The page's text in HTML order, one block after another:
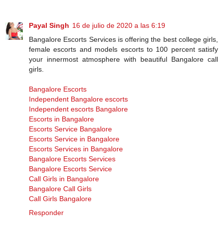
Payal Singh 16 de julio de 2020 a las 6:19
Bangalore Escorts Services is offering the best college girls,
female escorts and models escorts to 100 percent satisfy
your innermost atmosphere with beautiful Bangalore call
girls.
Bangalore Escorts
Independent Bangalore escorts
Independent escorts Bangalore
Escorts in Bangalore
Escorts Service Bangalore
Escorts Service in Bangalore
Escorts Services in Bangalore
Bangalore Escorts Services
Bangalore Escorts Service
Call Girls in Bangalore
Bangalore Call Girls
Call Girls Bangalore
Responder